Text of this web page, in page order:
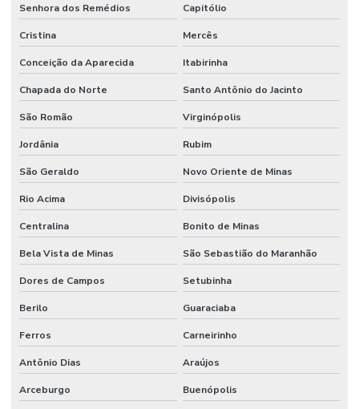
Senhora dos Remédios Capitólio
Cristina Mercês
Conceição da Aparecida Itabirinha
Chapada do Norte Santo Antônio do Jacinto
São Romão Virginópolis
Jordânia Rubim
São Geraldo Novo Oriente de Minas
Rio Acima Divisópolis
Centralina Bonito de Minas
Bela Vista de Minas São Sebastião do Maranhão
Dores de Campos Setubinha
Berilo Guaraciaba
Ferros Carneirinho
Antônio Dias Araújos
Arceburgo Buenópolis